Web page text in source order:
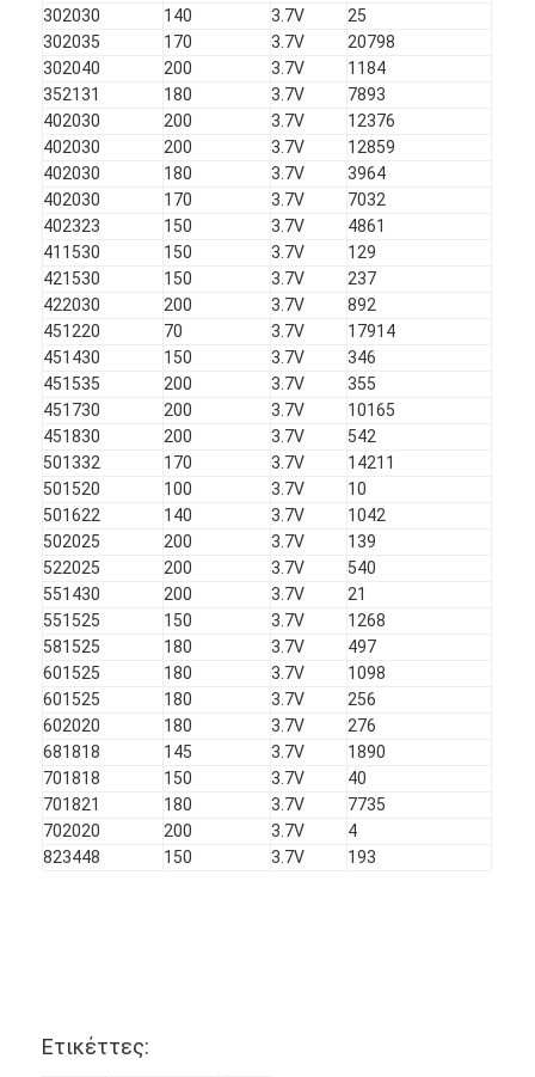
302030
140 3.7V
25
302035
170 3.7V
20798
302040
200 3.7V
1184
352131
180 3.7V
7893
402030
200 3.7V
12376
402030
200 3.7V
12859
402030
180 3.7V
3964
402030
170 3.7V
7032
402323
150 3.7V
4861
411530
150 3.7V
129
421530
150 3.7V
237
422030
200 3.7V
892
451220
70 3.7V
17914
451430
150 3.7V
346
451535
200 3.7V
355
451730
200 3.7V
10165
451830
200 3.7V
542
501332
170 3.7V
14211
501520
100 3.7V
10
501622
140 3.7V
1042
502025
200 3.7V
139
522025
200 3.7V
540
551430
200 3.7V
21
551525
150 3.7V
1268
581525
180 3.7V
497
601525
180 3.7V
1098
601525
180 3.7V
256
602020
180 3.7V
276
681818
145 3.7V
1890
701818
150 3.7V
40
701821
180 3.7V
7735
702020
200 3.7V
4
823448
150 3.7V 193
Ετικέττες: